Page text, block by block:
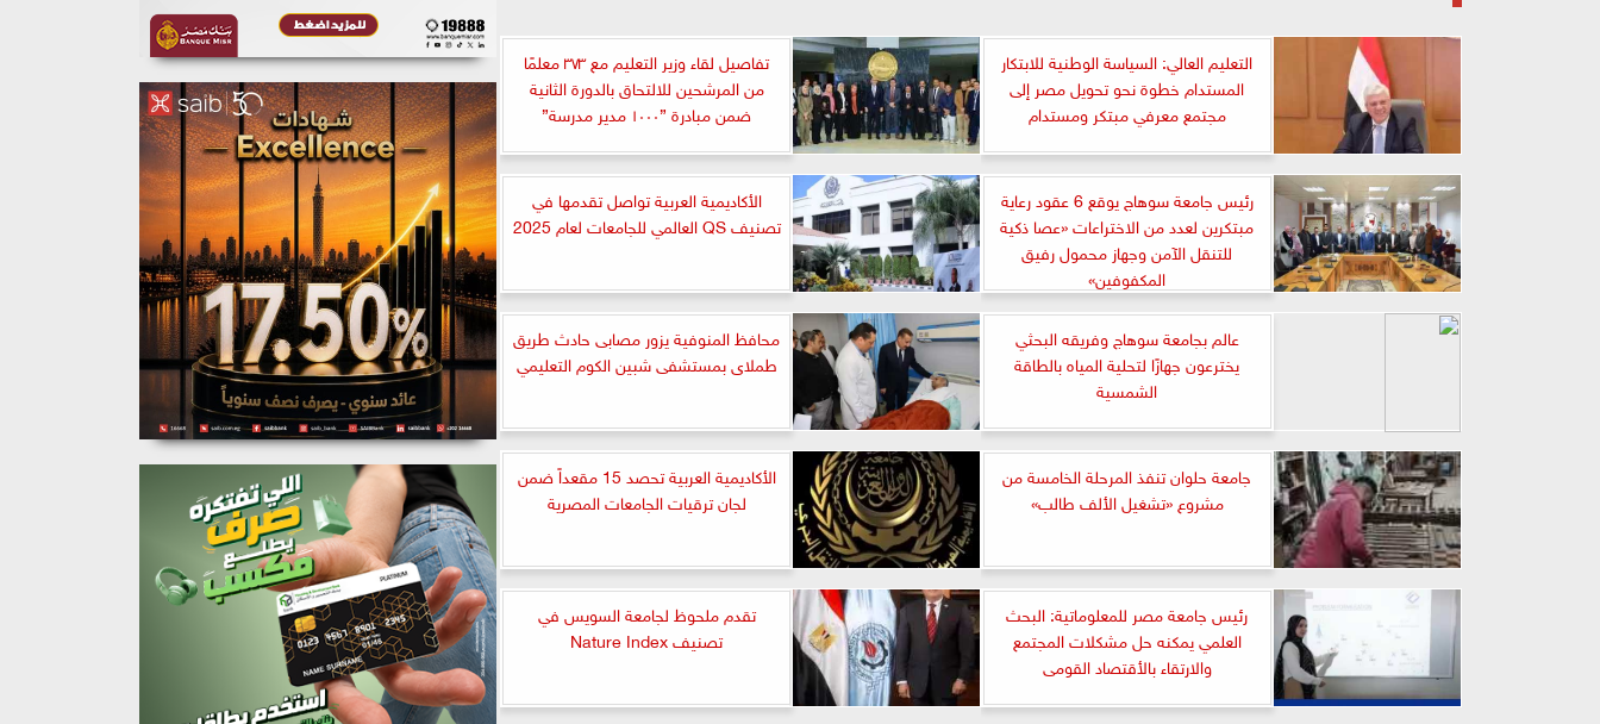
التعليم العالي: السياسة الوطنية للابتكار
المستدام خطوة نحو تحويل مصر إلى
مجتمع معرفي مبتكر ومستدام
تفاصيل لقاء وزير التعليم مع ٣٧٣ معلمًا
من المرشحين للالتحاق بالدورة الثانية
ضمن مبادرة ”١٠٠٠ مدير مدرسة”
رئيس جامعة سوهاج يوقع 6 عقود رعاية
مبتكرين لعدد من الاختراعات «عصا ذكية
للتنقل الآمن وجهاز محمول رفيق
المكفوفين»
الأكاديمية العربية تواصل تقدمها في
تصنيف QS العالمي للجامعات لعام 2025
عالم بجامعة سوهاج وفريقه البحثي
يخترعون جهازًا لتحلية المياه بالطاقة
الشمسية
محافظ المنوفية يزور مصابى حادث طريق
طملاى بمستشفى شبين الكوم التعليمي
جامعة حلوان تنفذ المرحلة الخامسة من
مشروع «تشغيل الألف طالب»
الأكاديمية العربية تحصد 15 مقعداً ضمن
لجان ترقيات الجامعات المصرية
رئيس جامعة مصر للمعلوماتية: البحث
العلمي يمكنه حل مشكلات المجتمع
والارتقاء بالأقتصاد القومى
تقدم ملحوظ لجامعة السويس في
تصنيف Nature Index